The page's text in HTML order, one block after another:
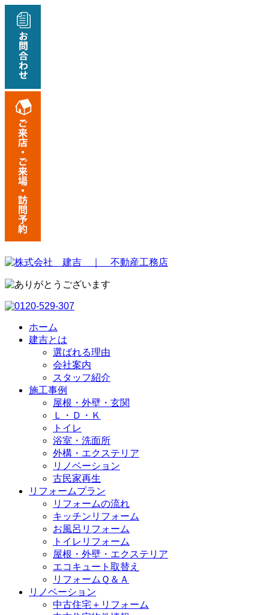
ホーム
建吉とは
選ばれる理由
会社案内
スタッフ紹介
施工事例
屋根・外壁・玄関
Ｌ・Ｄ・Ｋ
トイレ
浴室・洗⾯所
外構・エクステリア
リノベーション
古民家再生
リフォームプラン
リフォームの流れ
キッチンリフォーム
お風呂リフォーム
トイレリフォーム
屋根・外壁・エクステリア
エコキュート取替え
リフォームＱ＆Ａ
リノベーション
中古住宅＋リフォーム